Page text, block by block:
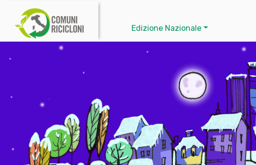
Edizione Nazionale